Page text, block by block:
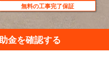
無料の工事完了保証
金を確認する